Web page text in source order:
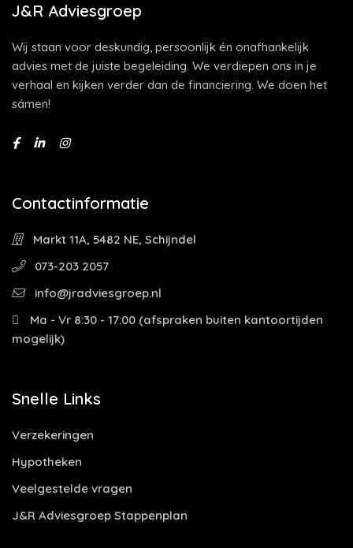
J&R Adviesgroep
Wij staan voor deskundig, persoonlijk én onafhankelijk
advies met de juiste begeleiding. We verdiepen ons in je
verhaal en kijken verder dan de financiering. We doen het
sámen!
Contactinformatie
Markt 11A, 5482 NE, Schijndel
073-203 2057
info@jradviesgroep.nl
Ma - Vr 8:30 - 17:00 (afspraken buiten kantoortijden
mogelijk)
Snelle Links
Verzekeringen
Hypotheken
Veelgestelde vragen
J&R Adviesgroep Stappenplan